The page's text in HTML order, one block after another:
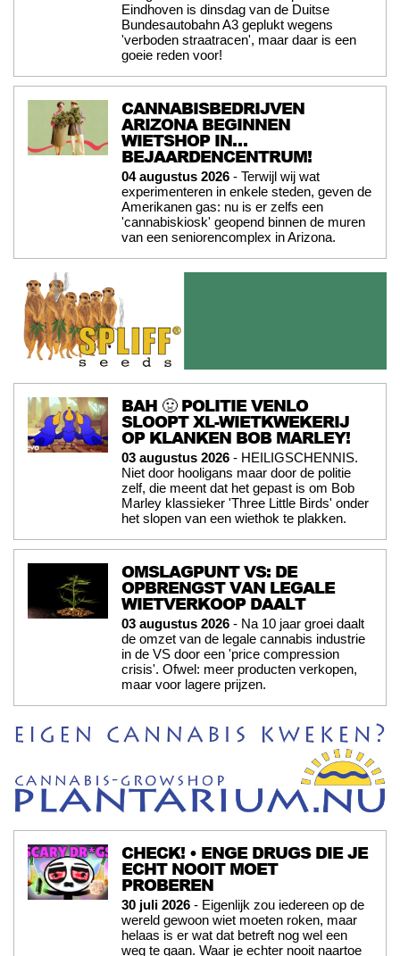
Eindhoven is dinsdag van de Duitse
Bundesautobahn A3 geplukt wegens
'verboden straatracen', maar daar is een
goeie reden voor!
CANNABISBEDRIJVEN
ARIZONA BEGINNEN
WIETSHOP IN…
BEJAARDENCENTRUM!
04 augustus 2026 - Terwijl wij wat
experimenteren in enkele steden, geven de
Amerikanen gas: nu is er zelfs een
'cannabiskiosk' geopend binnen de muren
van een seniorencomplex in Arizona.
BAH 🤢 POLITIE VENLO
SLOOPT XL-WIETKWEKERIJ
OP KLANKEN BOB MARLEY!
03 augustus 2026 - HEILIGSCHENNIS.
Niet door hooligans maar door de politie
zelf, die meent dat het gepast is om Bob
Marley klassieker 'Three Little Birds' onder
het slopen van een wiethok te plakken.
OMSLAGPUNT VS: DE
OPBRENGST VAN LEGALE
WIETVERKOOP DAALT
03 augustus 2026 - Na 10 jaar groei daalt
de omzet van de legale cannabis industrie
in de VS door een 'price compression
crisis'. Ofwel: meer producten verkopen,
maar voor lagere prijzen.
CHECK! • ENGE DRUGS DIE JE
ECHT NOOIT MOET
PROBEREN
30 juli 2026 - Eigenlijk zou iedereen op de
wereld gewoon wiet moeten roken, maar
helaas is er wat dat betreft nog wel een
weg te gaan. Waar je echter nooit naartoe